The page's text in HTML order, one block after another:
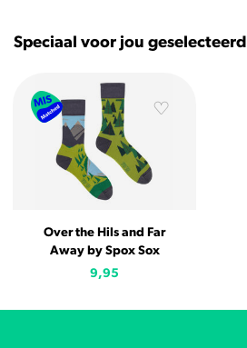
Speciaal voor jou geselecteerd
Over the Hils and Far
Away by Spox Sox
9,95